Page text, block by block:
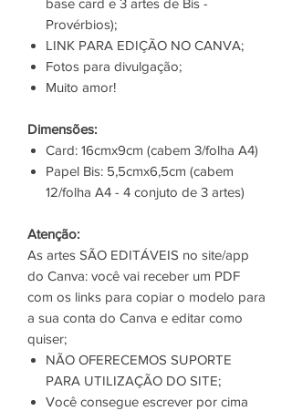
base card e 3 artes de Bis -
Provérbios);
LINK PARA EDIÇÃO NO CANVA;
Fotos para divulgação;
Muito amor!
Dimensões:
Card: 16cmx9cm (cabem 3/folha A4)
Papel Bis: 5,5cmx6,5cm (cabem
12/folha A4 - 4 conjuto de 3 artes)
Atenção:
As artes SÃO EDITÁVEIS no site/app
do Canva: você vai receber um PDF
com os links para copiar o modelo para
a sua conta do Canva e editar como
quiser;
NÃO OFERECEMOS SUPORTE
PARA UTILIZAÇÃO DO SITE;
Você consegue escrever por cima